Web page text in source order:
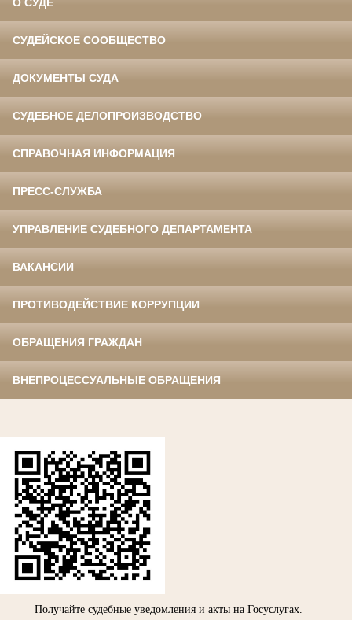
СУДЕЙСКОЕ СООБЩЕСТВО
ДОКУМЕНТЫ СУДА
СУДЕБНОЕ ДЕЛОПРОИЗВОДСТВО
СПРАВОЧНАЯ ИНФОРМАЦИЯ
ПРЕСС-СЛУЖБА
УПРАВЛЕНИЕ СУДЕБНОГО ДЕПАРТАМЕНТА
ВАКАНСИИ
ПРОТИВОДЕЙСТВИЕ КОРРУПЦИИ
ОБРАЩЕНИЯ ГРАЖДАН
ВНЕПРОЦЕССУАЛЬНЫЕ ОБРАЩЕНИЯ
Получайте судебные уведомления и акты на Госуслугах.